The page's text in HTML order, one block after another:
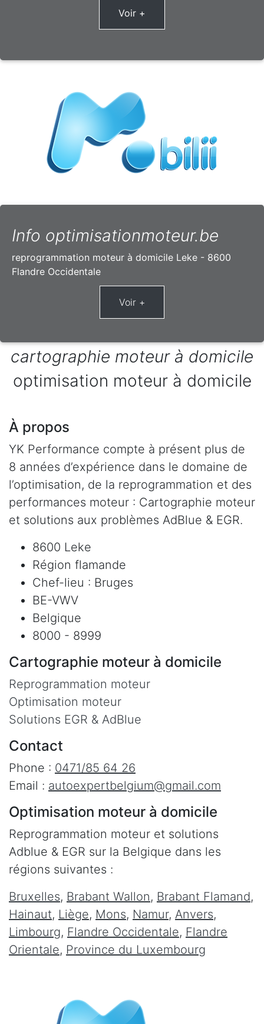
Voir +
Info optimisationmoteur.be
reprogrammation moteur à domicile Leke - 8600
Flandre Occidentale
cartographie moteur à domicile
optimisation moteur à domicile
À propos
YK Performance compte à présent plus de
8 années d’expérience dans le domaine de
l’optimisation, de la reprogrammation et des
performances moteur : Cartographie moteur
et solutions aux problèmes AdBlue & EGR.
8600 Leke
Région flamande
Chef-lieu : Bruges
BE-VWV
Belgique
8000 - 8999
Cartographie moteur à domicile
Reprogrammation moteur
Optimisation moteur
Solutions EGR & AdBlue
Contact
Phone : 0471/85 64 26
Email : autoexpertbelgium@gmail.com
Optimisation moteur à domicile
Reprogrammation moteur et solutions
Adblue & EGR sur la Belgique dans les
régions suivantes :
Bruxelles, Brabant Wallon, Brabant Flamand,
Hainaut, Liège, Mons, Namur, Anvers,
Limbourg, Flandre Occidentale, Flandre
Orientale, Province du Luxembourg